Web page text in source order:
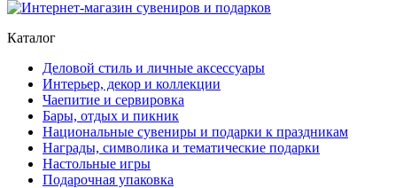
Каталог
Деловой стиль и личные аксессуары
Интерьер, декор и коллекции
Чаепитие и сервировка
Бары, отдых и пикник
Национальные сувениры и подарки к праздникам
Награды, символика и тематические подарки
Настольные игры
Подарочная упаковка